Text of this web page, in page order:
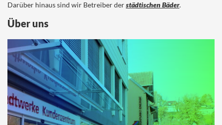
Darüber hinaus sind wir Betreiber derstädtischen Bäder.
Über uns